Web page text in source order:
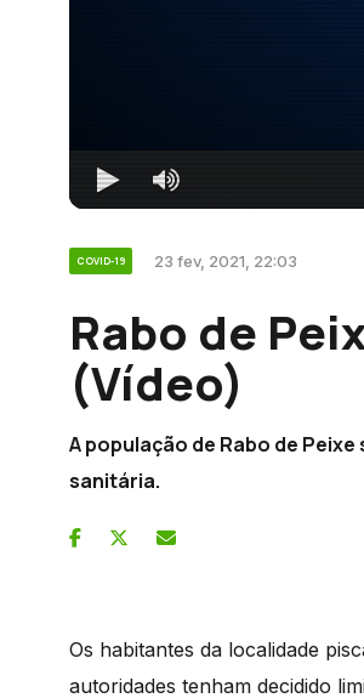
COVID-19 23 fev, 2021, 22:03
Rabo de
(Vídeo)
A população de Rabo de
sanitária.
Os habitantes da localidade
autoridades tenham decidido